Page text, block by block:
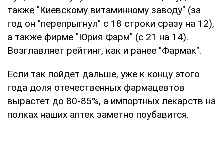
также "Киевскому витаминному заводу" (за
год он "перепрыгнул" с 18 строки сразу на 12),
а также фирме "Юрия Фарм" (с 21 на 14).
Возглавляет рейтинг, как и ранее "Фармак".
Если так пойдет дальше, уже к концу этого
года доля отечественных фармацевтов
вырастет до 80-85%, а импортных лекарств на
полках наших аптек заметно поубавится.